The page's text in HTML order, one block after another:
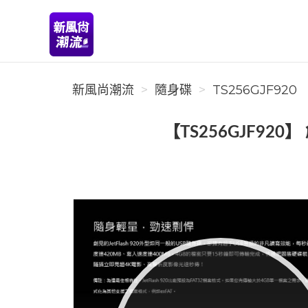
新風尚潮流
新風尚潮流
隨身碟 TS256GJF920
【TS256GJF920